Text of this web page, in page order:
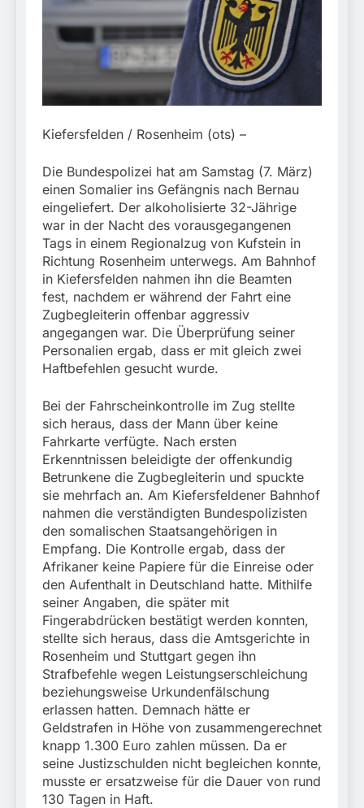
verletztBahngebäude
(Sendling)
5. August 2026
Kiefersfelden / Rosenheim (ots) –
Die Bundespolizei hat am Samstag (7. März)
einen Somalier ins Gefängnis nach Bernau
eingeliefert. Der alkoholisierte 32-Jährige
war in der Nacht des vorausgegangenen
Tags in einem Regionalzug von Kufstein in
Richtung Rosenheim unterwegs. Am Bahnhof
in Kiefersfelden nahmen ihn die Beamten
fest, nachdem er während der Fahrt eine
Zugbegleiterin offenbar aggressiv
angegangen war. Die Überprüfung seiner
Personalien ergab, dass er mit gleich zwei
Haftbefehlen gesucht wurde.
Bei der Fahrscheinkontrolle im Zug stellte
sich heraus, dass der Mann über keine
Fahrkarte verfügte. Nach ersten
Erkenntnissen beleidigte der offenkundig
Betrunkene die Zugbegleiterin und spuckte
sie mehrfach an. Am Kiefersfeldener Bahnhof
nahmen die verständigten Bundespolizisten
den somalischen Staatsangehörigen in
Empfang. Die Kontrolle ergab, dass der
Afrikaner keine Papiere für die Einreise oder
den Aufenthalt in Deutschland hatte. Mithilfe
seiner Angaben, die später mit
Fingerabdrücken bestätigt werden konnten,
stellte sich heraus, dass die Amtsgerichte in
Rosenheim und Stuttgart gegen ihn
Strafbefehle wegen Leistungserschleichung
beziehungsweise Urkundenfälschung
erlassen hatten. Demnach hätte er
Geldstrafen in Höhe von zusammengerechnet
knapp 1.300 Euro zahlen müssen. Da er
seine Justizschulden nicht begleichen konnte,
musste er ersatzweise für die Dauer von rund
130 Tagen in Haft.